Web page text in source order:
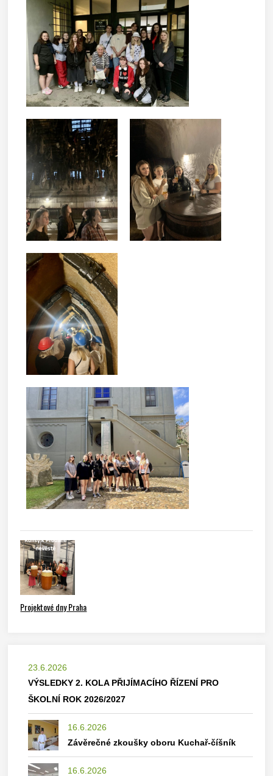
Projektové dny Praha
23.6.2026
VÝSLEDKY 2. KOLA PŘIJÍMACÍHO ŘÍZENÍ PRO
ŠKOLNÍ ROK 2026/2027
16.6.2026
Závěrečné zkoušky oboru Kuchař-číšník
16.6.2026